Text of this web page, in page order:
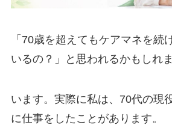
「70歳を超えてもケアマネを続
いるの？」と思われるかもしれま
います。実際に私は、70代の現
に仕事をしたことがあります。